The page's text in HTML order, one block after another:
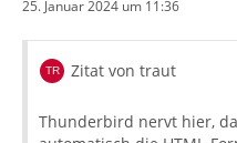
25. Januar 2024 um 11:36
Zitat von traut
Thunderbird nervt hier,